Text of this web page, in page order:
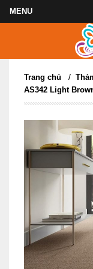
Trang chủ /
AS342 Light